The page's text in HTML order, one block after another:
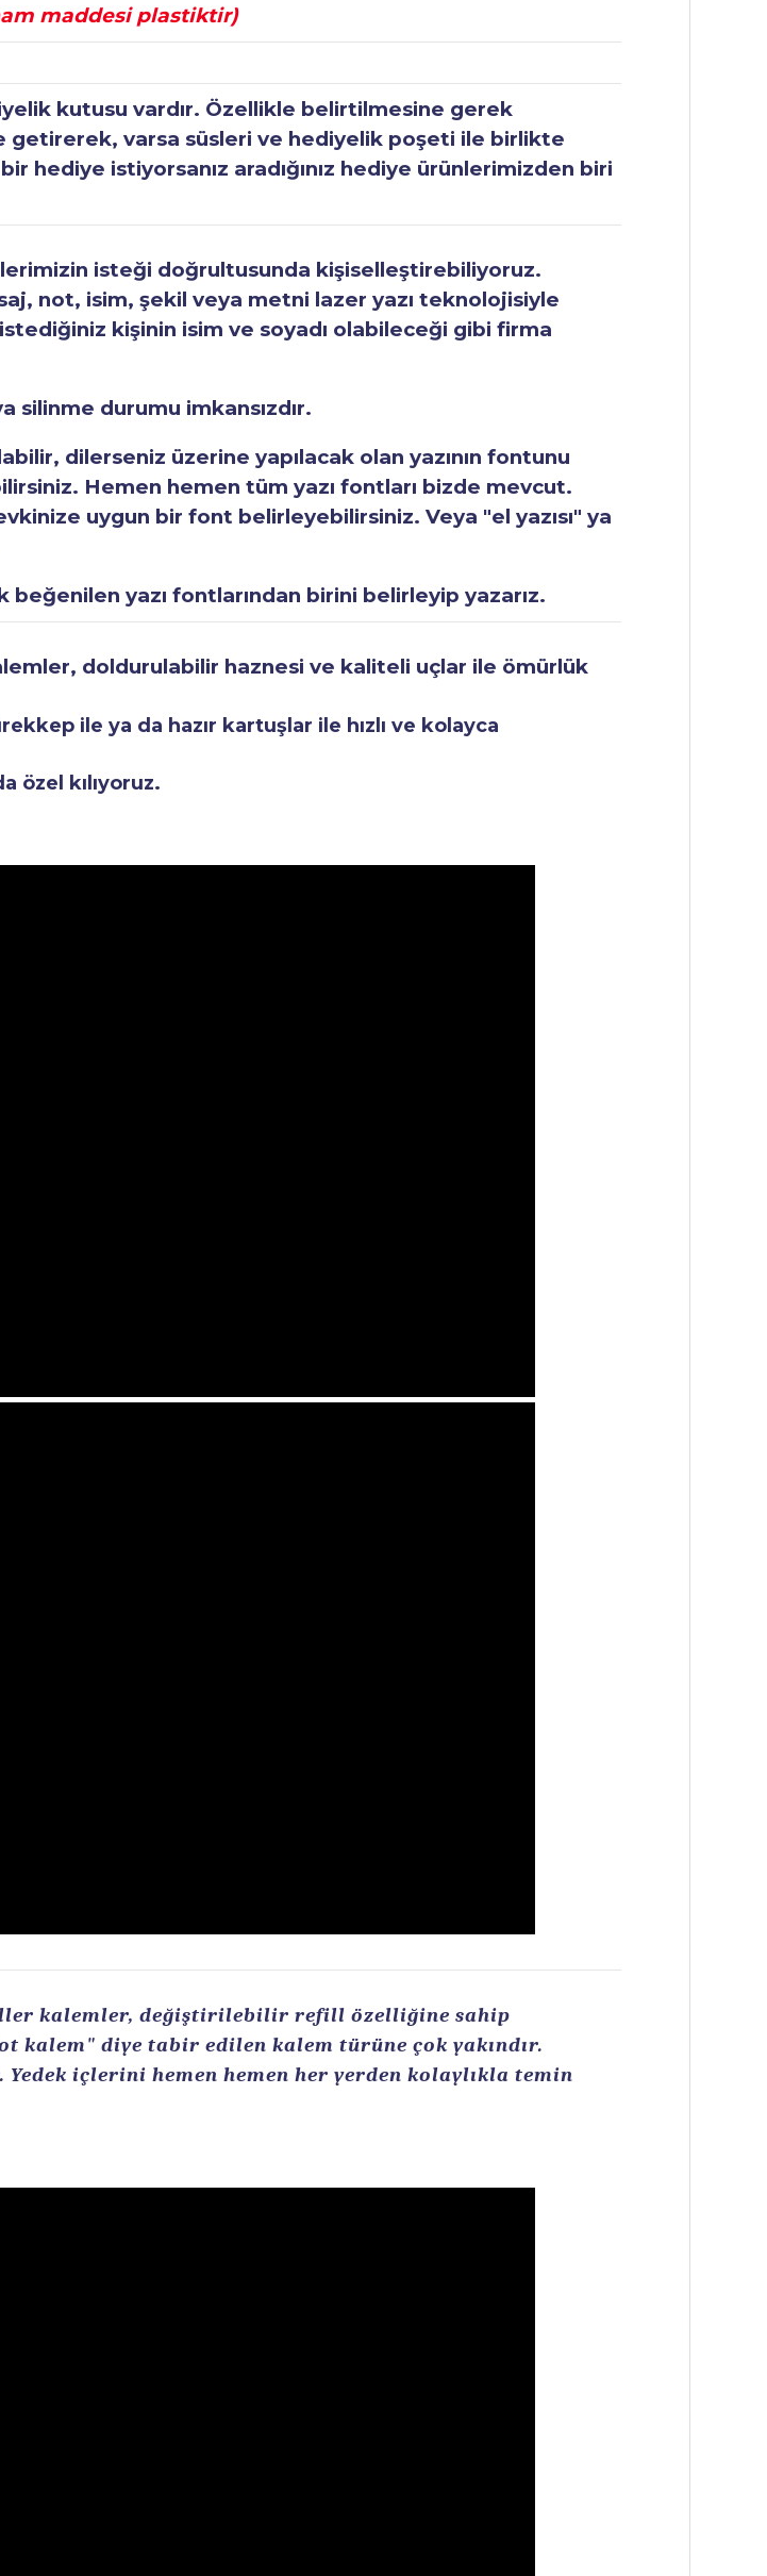
maddesi plastiktir)
kutusu vardır. Özellikle belirtilmesine gerek
varsa süsleri ve hediyelik poşeti ile birlikte
hediye istiyorsanız aradığınız hediye ürünlerimizden biri
isteği doğrultusunda kişiselleştirebiliyoruz.
not, isim, şekil veya metni lazer yazı teknolojisiyle
kişinin isim ve soyadı olabileceği gibi firma
silinme durumu imkansızdır.
dilerseniz üzerine yapılacak olan yazının fontunu
Hemen hemen tüm yazı fontları bizde mevcut.
uygun bir font belirleyebilirsiniz. Veya "el yazısı" ya
yazı fontlarından birini belirleyip yazarız.
doldurulabilir haznesi ve kaliteli uçlar ile ömürlük
ile ya da hazır kartuşlar ile hızlı ve kolayca
özel kılıyoruz.
kalemler, değiştirilebilir refill özelliğine sahip
kalem" diye tabir edilen kalem türüne çok yakındır.
içlerini hemen hemen her yerden kolaylıkla temin